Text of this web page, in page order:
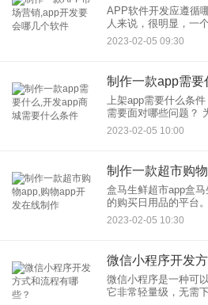
APP软件开发应遵循
人来说，很明显，一
到它背后的一系列工
同样，开发流程对于
2023-02-05 09:30
上架app需要什么条
需要面对哪些问题？ 为数不多个问题是各种界面，
如支付界面、登录界
2023-02-05 10:00
盒马生鲜超市app盒
的购买日用品的平台
各种日用品。购买后
马生鲜超市应用感兴趣，请
2023-02-05 10:30
微信小程序开发
微信小程序是一种可
它非常轻量级，无需